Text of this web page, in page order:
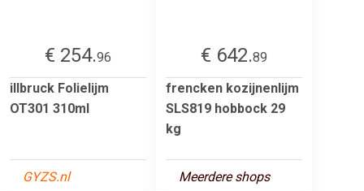
€ 254.96
illbruck Folielijm
OT301 310ml
GYZS.nl
€ 642.89
frencken kozijnenlijm
SLS819 hobbock 29
kg
Meerdere shops